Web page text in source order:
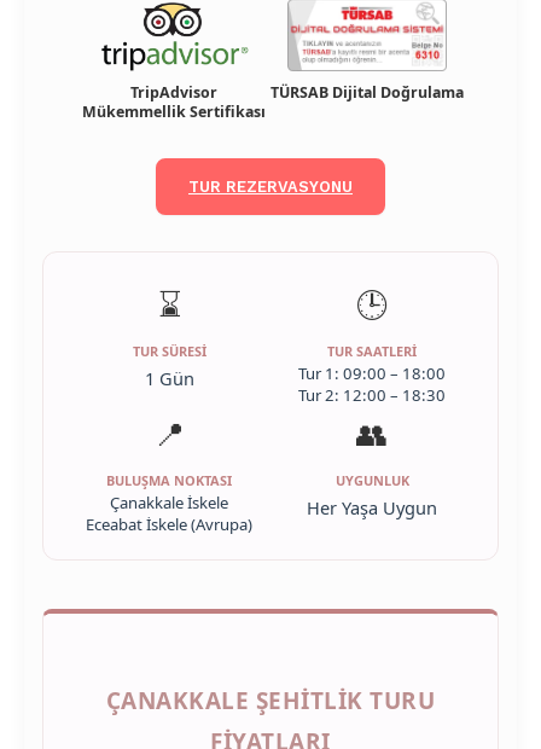
TripAdvisor
Mükemmellik Sertifikası
TÜRSAB Dijital Doğrulama
TUR REZERVASYONU
⌛
TUR SÜRESI
1 Gün
🕒
TUR SAATLERI
Tur 1: 09:00 – 18:00
Tur 2: 12:00 – 18:30
📍
BULUŞMA NOKTASI
Çanakkale İskele
Eceabat İskele (Avrupa)
👥
UYGUNLUK
Her Yaşa Uygun
ÇANAKKALE ŞEHITLIK TURU
FIYATLARI